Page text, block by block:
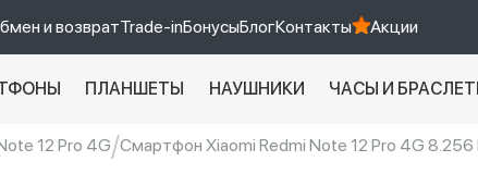
и возвратTrade-inБонусыБлогКонтакты Акции
ПЛАНШЕТЫ НАУШНИКИ ЧАСЫ И
12 Pro 4G Смартфон Xiaomi Redmi Note 12 Pro 4G 8.256